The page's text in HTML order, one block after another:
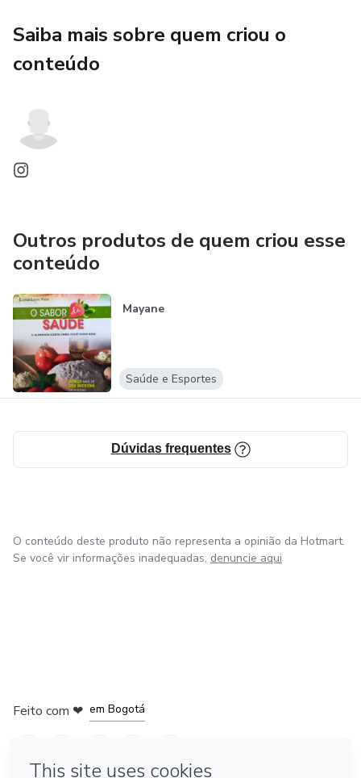
Saiba mais sobre quem criou o
conteúdo
Outros produtos de quem criou esse
conteúdo
Mayane
Saúde e Esportes
Dúvidas frequentes
O conteúdo deste produto não representa a opinião da Hotmart.
Se você vir informações inadequadas, denuncie aqui
Feito com ❤ em Bogotá